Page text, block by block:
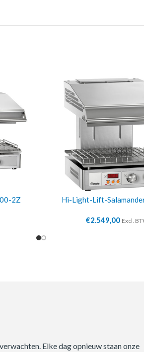
2Z Hi-Light-Lift-
€2.549,00 Excl.
Elke dag opnieuw staan onze